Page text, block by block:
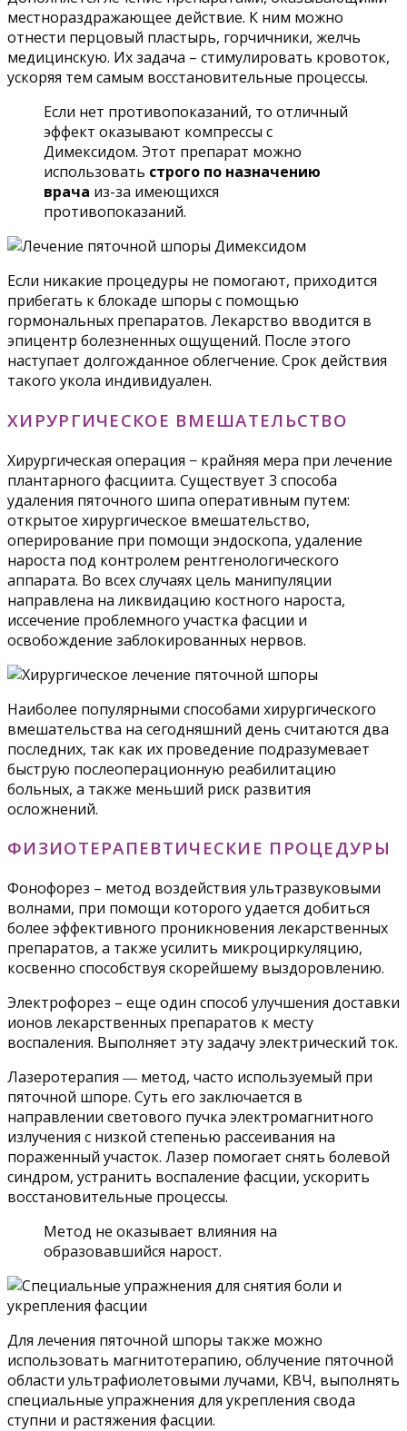
местнораздражающее действие. К ним можно
отнести перцовый пластырь, горчичники, желчь
медицинскую. Их задача – стимулировать кровоток,
ускоряя тем самым восстановительные процессы.
Если нет противопоказаний, то отличный
эффект оказывают компрессы с
Димексидом. Этот препарат можно
использовать строго по назначению
врача из-за имеющихся
противопоказаний.
Если никакие процедуры не помогают, приходится
прибегать к блокаде шпоры с помощью
гормональных препаратов. Лекарство вводится в
эпицентр болезненных ощущений. После этого
наступает долгожданное облегчение. Срок действия
такого укола индивидуален.
ХИРУРГИЧЕСКОЕ ВМЕШАТЕЛЬСТВО
Хирургическая операция − крайняя мера при лечение
плантарного фасциита. Существует 3 способа
удаления пяточного шипа оперативным путем:
открытое хирургическое вмешательство,
оперирование при помощи эндоскопа, удаление
нароста под контролем рентгенологического
аппарата. Во всех случаях цель манипуляции
направлена на ликвидацию костного нароста,
иссечение проблемного участка фасции и
освобождение заблокированных нервов.
Наиболее популярными способами хирургического
вмешательства на сегодняшний день считаются два
последних, так как их проведение подразумевает
быструю послеоперационную реабилитацию
больных, а также меньший риск развития
осложнений.
ФИЗИОТЕРАПЕВТИЧЕСКИЕ ПРОЦЕДУРЫ
Фонофорез – метод воздействия ультразвуковыми
волнами, при помощи которого удается добиться
более эффективного проникновения лекарственных
препаратов, а также усилить микроциркуляцию,
косвенно способствуя скорейшему выздоровлению.
Электрофорез – еще один способ улучшения доставки
ионов лекарственных препаратов к месту
воспаления. Выполняет эту задачу электрический ток.
Лазеротерапия ― метод, часто используемый при
пяточной шпоре. Суть его заключается в
направлении светового пучка электромагнитного
излучения с низкой степенью рассеивания на
пораженный участок. Лазер помогает снять болевой
синдром, устранить воспаление фасции, ускорить
восстановительные процессы.
Метод не оказывает влияния на
образовавшийся нарост.
Для лечения пяточной шпоры также можно
использовать магнитотерапию, облучение пяточной
области ультрафиолетовыми лучами, КВЧ, выполнять
специальные упражнения для укрепления свода
ступни и растяжения фасции.